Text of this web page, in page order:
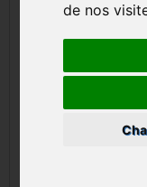
de nos